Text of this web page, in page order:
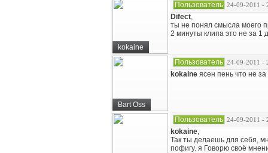
kokaine
Пользователь 24-09-2011 -
Difect,
ты не понял смысла моего
2 минуты клипа это не за 1
Bart Oss
Пользователь 24-09-2011 -
kokaine ясен пень что не
Пользователь 24-09-2011 -
kokaine,
Так ты делаешь для себя,
пофигу. я Говорю своё